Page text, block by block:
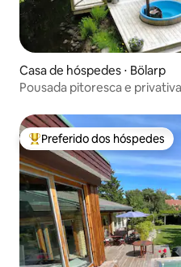
Casa de hóspedes ⋅ Bölarp
Pousada pitoresca e privativa
Entre os melhores
Preferido dos hóspedes